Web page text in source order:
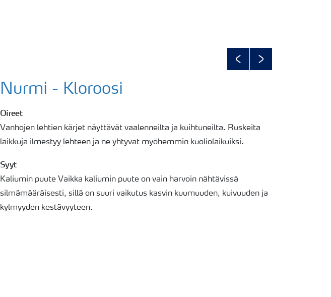
PreviousNext
Nurmi - Kloroosi
Oireet
Vanhojen lehtien kärjet näyttävät vaalenneilta ja kuihtuneilta. Ruskeita
laikkuja ilmestyy lehteen ja ne yhtyvat myöhemmin kuoliolaikuiksi.
Syyt
Kaliumin puute Vaikka kaliumin puute on vain harvoin nähtävissä
silmämääräisesti, sillä on suuri vaikutus kasvin kuumuuden, kuivuuden ja
kylmyyden kestävyyteen.